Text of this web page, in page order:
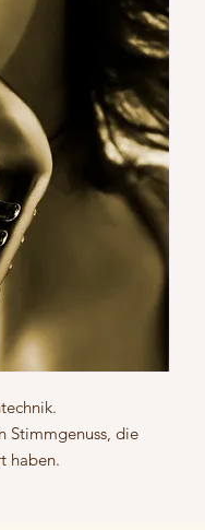
Stimmgenuss, die
haben.